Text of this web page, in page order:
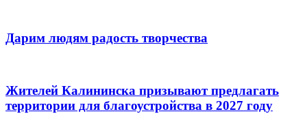
Дарим людям радость творчества
Жителей Калининска призывают предлагать
территории для благоустройства в 2027 году